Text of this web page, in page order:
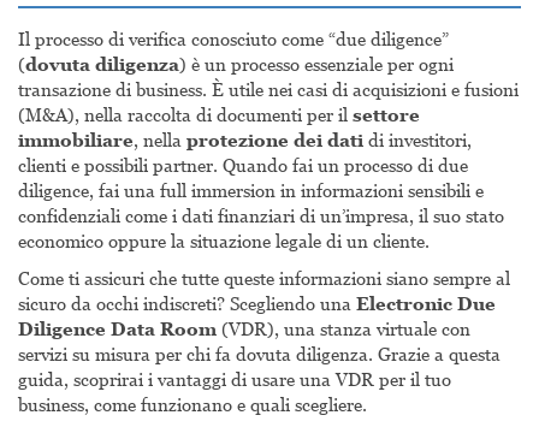
Il processo di verifica conosciuto come “due diligence”
(dovuta diligenza) è un processo essenziale per ogni
transazione di business. È utile nei casi di acquisizioni e fusioni
(M&A), nella raccolta di documenti per il settore
immobiliare, nella protezione dei dati di investitori,
clienti e possibili partner. Quando fai un processo di due
diligence, fai una full immersion in informazioni sensibili e
confidenziali come i dati finanziari di un’impresa, il suo stato
economico oppure la situazione legale di un cliente.
Come ti assicuri che tutte queste informazioni siano sempre al
sicuro da occhi indiscreti? Scegliendo una Electronic Due
Diligence Data Room (VDR), una stanza virtuale con
servizi su misura per chi fa dovuta diligenza. Grazie a questa
guida, scoprirai i vantaggi di usare una VDR per il tuo
business, come funzionano e quali scegliere.